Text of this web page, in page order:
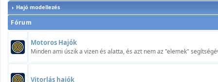
Hajó modellezés
Fórum
Motoros Hajók
Minden ami úszik a vizen és alatta, és azt nem az "elemek"
Vitorlás hajók